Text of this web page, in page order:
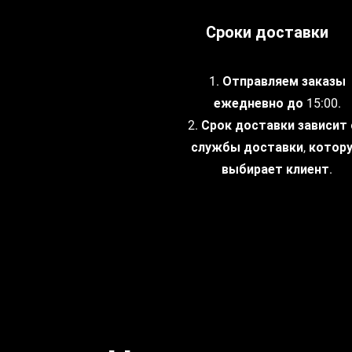
Сроки доставки
1. Отправляем заказы
ежедневно до 15:00.
2. Срок доставки зависит
службы доставки,
выбирает клиент.